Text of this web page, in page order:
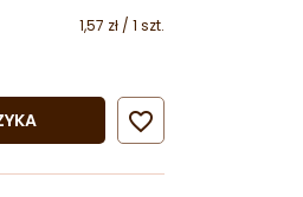
1,57 zł / 1 szt.
